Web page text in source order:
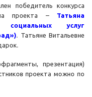
победитель конкурса
проекта – Татьяна
услуг
. Татьяне Витальевне
презентация)
проекта можно по